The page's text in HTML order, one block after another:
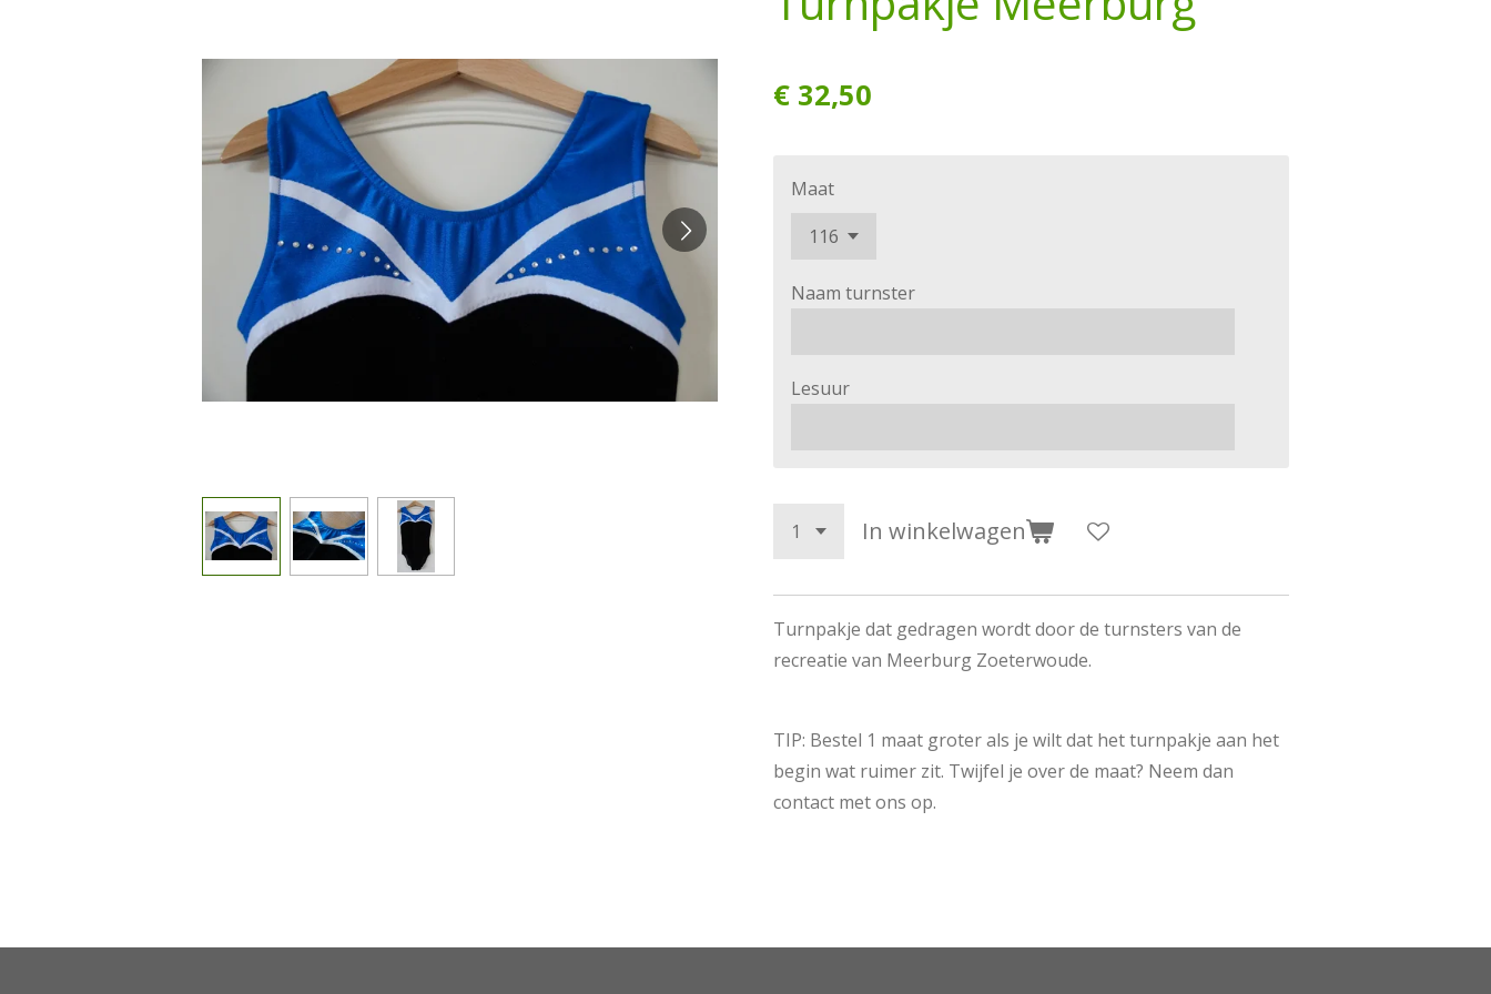
€ 32,50
Maat
Naam turnster
Lesuur
In winkelwagen
Turnpakje dat gedragen wordt door de turnsters van de
recreatie van Meerburg Zoeterwoude.
TIP: Bestel 1 maat groter als je wilt dat het turnpakje aan het
begin wat ruimer zit. Twijfel je over de maat? Neem dan
contact met ons op.